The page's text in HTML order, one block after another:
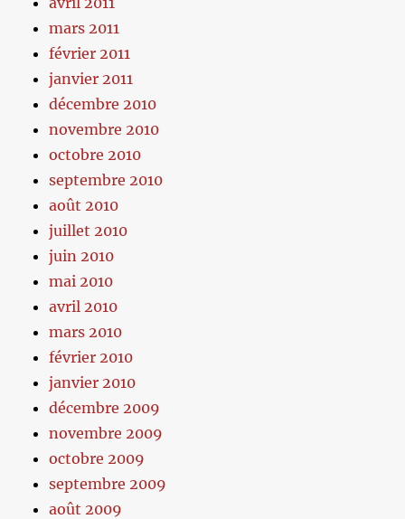
mars 2011
février 2011
janvier 2011
décembre 2010
novembre 2010
octobre 2010
septembre 2010
août 2010
juillet 2010
juin 2010
mai 2010
avril 2010
mars 2010
février 2010
janvier 2010
décembre 2009
novembre 2009
octobre 2009
septembre 2009
août 2009